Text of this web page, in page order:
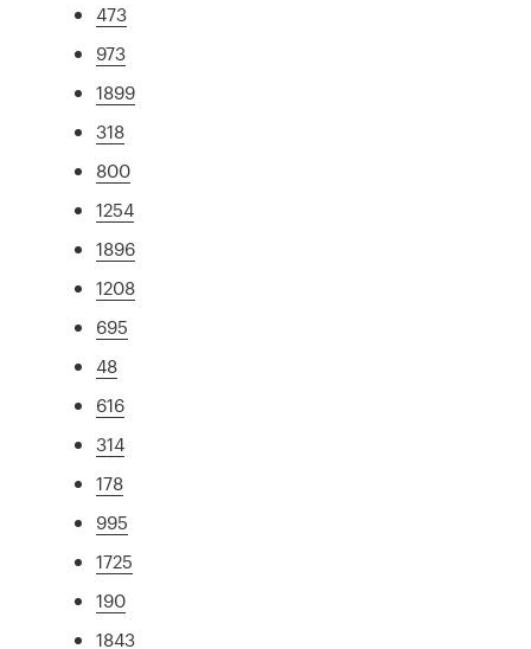
473
973
1899
318
800
1254
1896
1208
695
48
616
314
178
995
1725
190
1843